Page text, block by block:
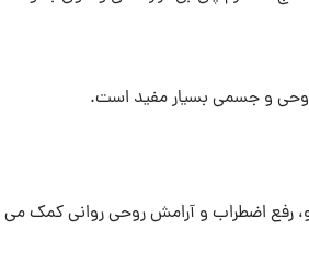
و جسمی بسیار مفید است.
رفع اضطراب و آرامش روحی روانی کمک می